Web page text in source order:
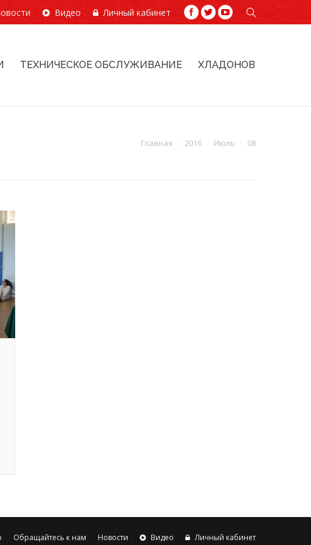
Видео Личный кабинет
ТЕХНИЧЕСКОЕ ОБСЛУЖИВАНИЕ ХЛАДОНОВ
Главная 2016 Июль 08
Обращайтесь к нам Новости Видео Личный кабинет